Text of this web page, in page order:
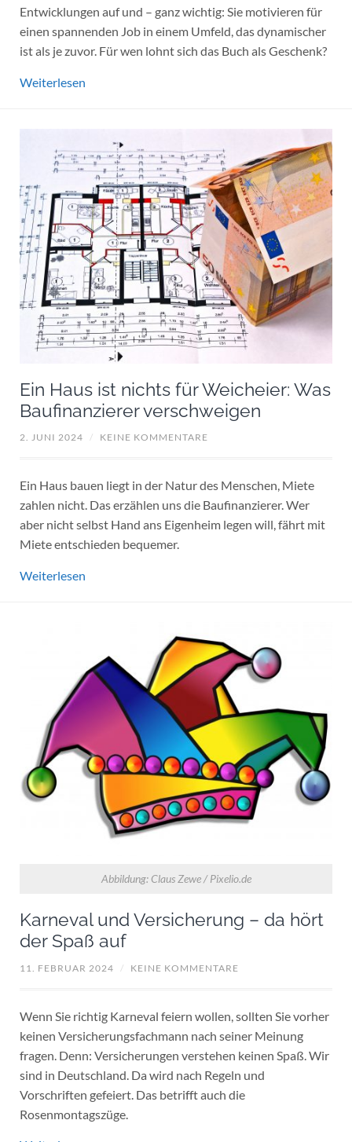
Entwicklungen auf und – ganz wichtig: Sie motivieren für
einen spannenden Job in einem Umfeld, das dynamischer
ist als je zuvor. Für wen lohnt sich das Buch als Geschenk?
Weiterlesen
Ein Haus ist nichts für Weicheier: Was
Baufinanzierer verschweigen
2. JUNI 2024 / KEINE KOMMENTARE
Ein Haus bauen liegt in der Natur des Menschen, Miete
zahlen nicht. Das erzählen uns die Baufinanzierer. Wer
aber nicht selbst Hand ans Eigenheim legen will, fährt mit
Miete entschieden bequemer.
Weiterlesen
Abbildung: Claus Zewe / Pixelio.de
Karneval und Versicherung – da hört
der Spaß auf
11. FEBRUAR 2024 / KEINE KOMMENTARE
Wenn Sie richtig Karneval feiern wollen, sollten Sie vorher
keinen Versicherungsfachmann nach seiner Meinung
fragen. Denn: Versicherungen verstehen keinen Spaß. Wir
sind in Deutschland. Da wird nach Regeln und
Vorschriften gefeiert. Das betrifft auch die
Rosenmontagszüge.